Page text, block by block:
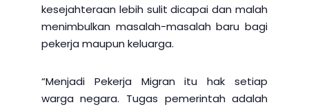
kesejahteraan lebih sulit dicapai dan malah
menimbulkan masalah-masalah baru bagi
pekerja maupun keluarga.
“Menjadi Pekerja Migran itu hak setiap
warga negara. Tugas pemerintah adalah